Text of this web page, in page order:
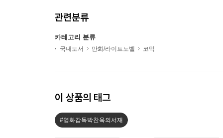
관련분류
카테고리 분류
국내도서 만화/라이트노벨 코믹
이 상품의 태그
#영화감독박찬욱의서재